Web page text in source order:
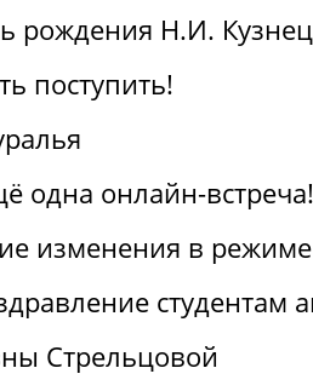
рождения Н.И.
поступить!
одна онлайн-встреча!
изменения в
студентам
Стрельцовой